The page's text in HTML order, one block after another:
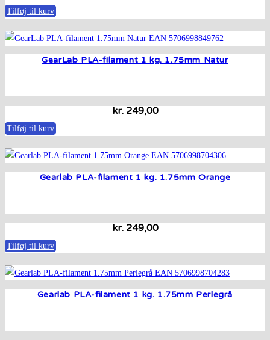
Tilføj til kurv
GearLab PLA-filament 1 kg. 1.75mm Natur
kr.249,00
Tilføj til kurv
Gearlab PLA-filament 1 kg. 1.75mm Orange
kr.249,00
Tilføj til kurv
Gearlab PLA-filament 1 kg. 1.75mm Perlegrå